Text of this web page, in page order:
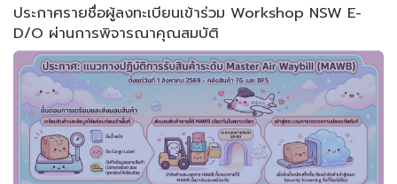
ประกาศรายชื่อผู้ลงทะเบียนเข้าร่วม Workshop NSW E-
D/O ผ่านการพิจารณาคุณสมบัติ